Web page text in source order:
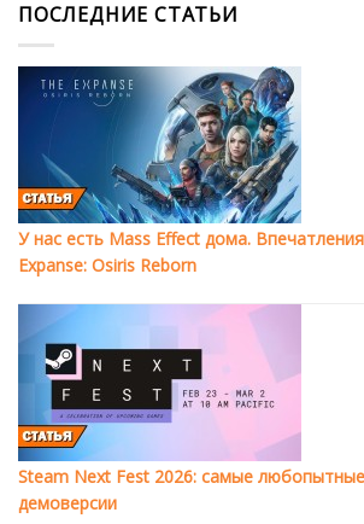
ПОСЛЕДНИЕ СТАТЬИ
У нас есть Mass Effect дома.
Expanse: Osiris Reborn
Steam Next Fest 2026: самые любопытные
демоверсии